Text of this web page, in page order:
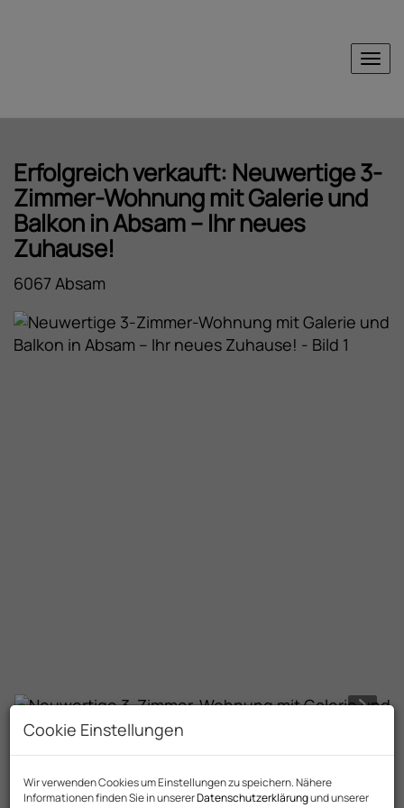
Erfolgreich verkauft: Neuwertige 3-
Zimmer-Wohnung mit Galerie und
Balkon in Absam – Ihr neues
Zuhause!
6067 Absam
Beschreibung
Cookie Einstellungen
Wir verwenden Cookies um Einstellungen zu speichern. Nähere
Informationen finden Sie in unsererDatenschutzerklärungund unserer